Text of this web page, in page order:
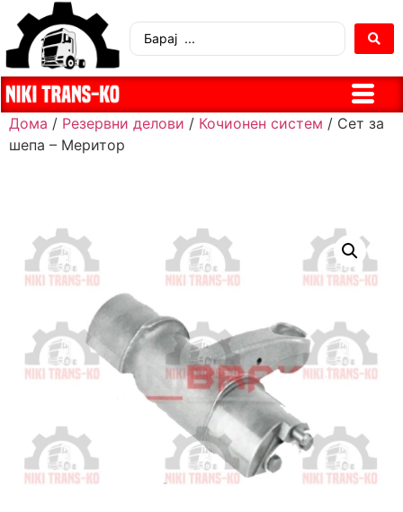
Дома / Резервни делови / Кочионен систем / Сет за
шепа – Меритор